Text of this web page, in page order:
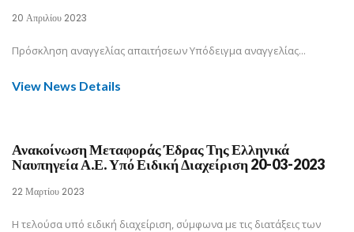
20 Απριλίου 2023
Πρόσκληση αναγγελίας απαιτήσεων Υπόδειγμα αναγγελίας...
View News Details
Ανακοίνωση Μεταφοράς Έδρας Της Ελληνικά
Ναυπηγεία Α.Ε. Υπό Ειδική Διαχείριση 20-03-2023
22 Μαρτίου 2023
Η τελούσα υπό ειδική διαχείριση, σύμφωνα με τις διατάξεις των